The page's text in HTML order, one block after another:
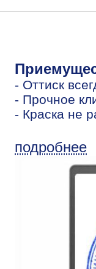
- Оттиск
- Прочное
- Краска не
подробнее